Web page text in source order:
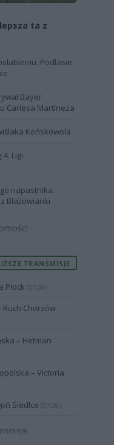
ta z
Podlasie
Bayer
Carlesa Martíneza
Końskowola
Ligi
napastnika.
Błażowianki
TRANSMISJE
Płock (07.08)
Chorzów
– Hetman
– Victoria
Siedlce (07.08)